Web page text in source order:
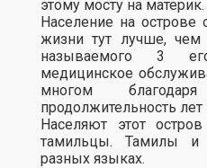
этому мосту на материк.
Население на острове
жизни тут лучше, чем
называемого 3
медицинское
многом
продолжительность
Населяют этот
тамильцы. Тамилы и
разных языках.